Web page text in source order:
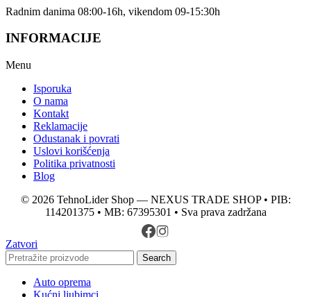
Radnim danima 08:00-16h, vikendom 09-15:30h
INFORMACIJE
Menu
Isporuka
O nama
Kontakt
Reklamacije
Odustanak i povrati
Uslovi korišćenja
Politika privatnosti
Blog
© 2026 TehnoLider Shop — NEXUS TRADE SHOP • PIB:
114201375 • MB: 67395301 • Sva prava zadržana
Zatvori
Search
Auto oprema
Kućni ljubimci